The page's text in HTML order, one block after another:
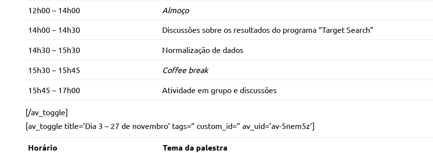
12h00 – 14h00
Almoço
14h00 – 14h30
Discussões sobre os resultados do programa “Target Search”
14h30 – 15h30 Normalização de dados
15h30 – 15h45 Coffee break
15h45 – 17h00 Atividade em grupo e discussões
[/av_toggle]
[av_toggle title=’Dia 3 – 27 de novembro’ tags=” custom_id=” av_uid=’av-5nem5z’]
Horário Tema da palestra